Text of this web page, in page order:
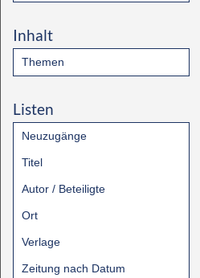
Inhalt
Themen
Listen
Neuzugänge
Titel
Autor / Beteiligte
Ort
Verlage
Zeitung nach Datum